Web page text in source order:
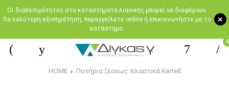
+
Oι διαθεσιμότητες στα καταστήματα λιανικής μπορεί να διαφέρουν.
Για καλύτερη εξυπηρέτηση, παραγγείλετε online ή επικοινωνήστε με το
κατάστημα.
0
HOME Ποτήρια ζέσεως πλαστικά Kartell